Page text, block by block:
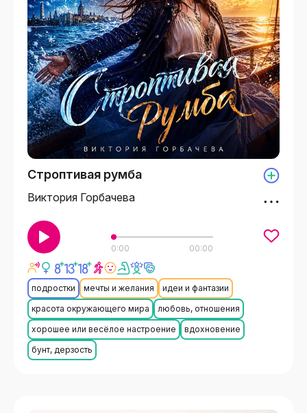
Строптивая румба
Виктория Горбачева
0:00 00:00
подростки мечты и желания
идеи и фантазии
красота окружающего мира
любовь, отношения
хорошее или весёлое настроение
вдохновение
бунт, дерзость